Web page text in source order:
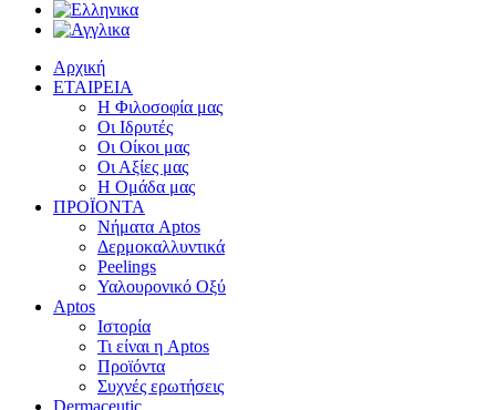
Αρχική
ΕΤΑΙΡΕΙΑ
Η Φιλοσοφία μας
Οι Ιδρυτές
Οι Οίκοι μας
Οι Αξίες μας
Η Ομάδα μας
ΠΡΟΪΟΝΤΑ
Νήματα Aptos
Δερμοκαλλυντικά
Peelings
Υαλουρονικό Οξύ
Aptos
Ιστορία
Τι είναι η Aptos
Προϊόντα
Συχνές ερωτήσεις
Dermaceutic